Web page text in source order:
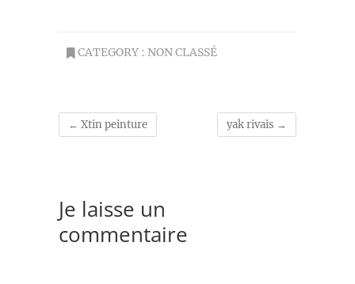
CATEGORY : NON CLASSÉ
← Xtin peinture yak rivais →
Je laisse un
commentaire